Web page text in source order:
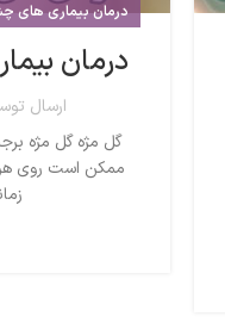
درمان بیماری های
درمان
ارسال
گل مژه گل مژه
ممکن است روی